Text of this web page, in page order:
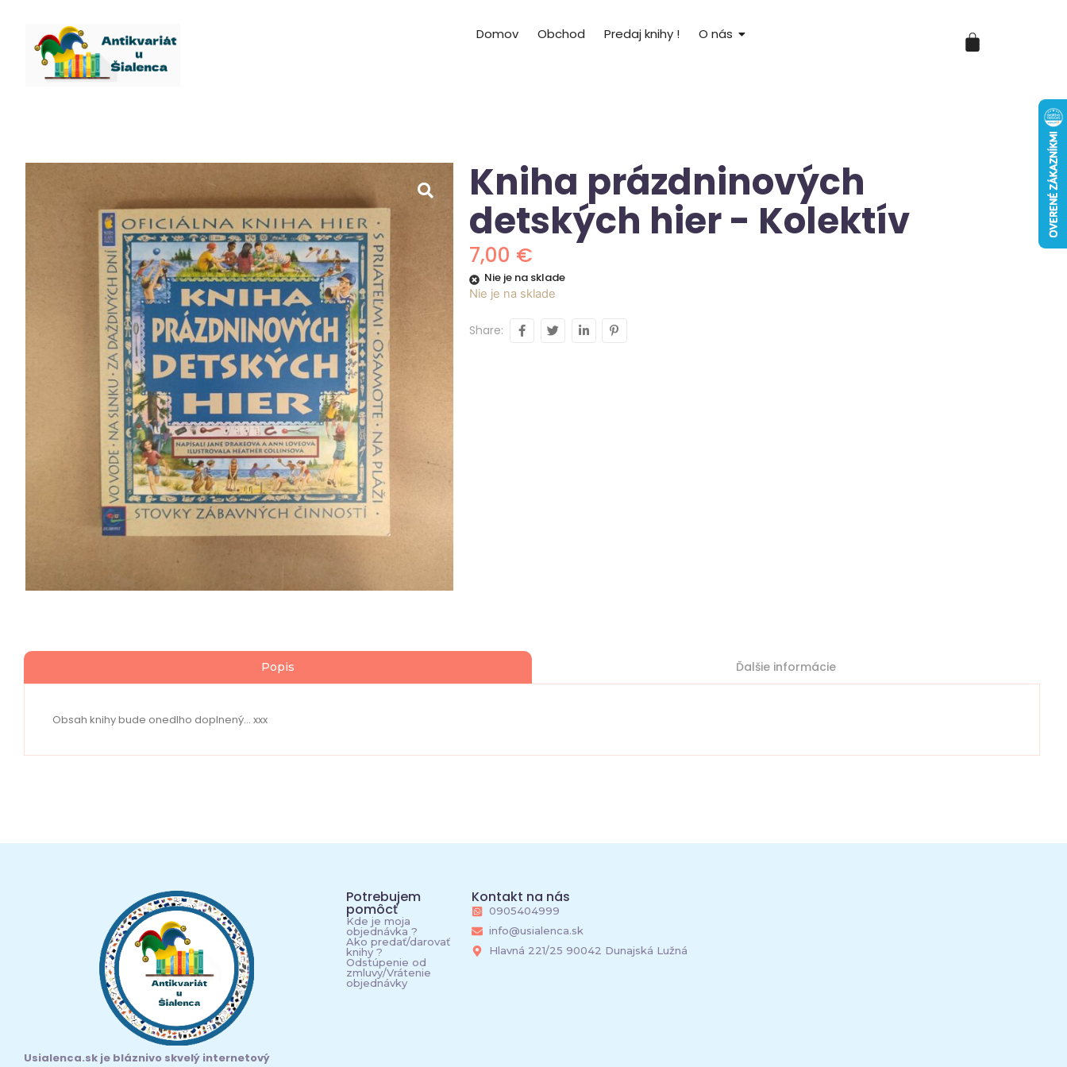
Domov Obchod Predaj knihy ! O nás
Kniha prázdninových
detských hier - Kolektív
7,00 €
Nie je na sklade
Nie je na sklade
Share:
Popis Ďalšie informácie
Obsah knihy bude onedlho doplnený… xxx
Usialenca.sk je bláznivo skvelý internetový
Potrebujem
pomôcť
Kde je moja
objednávka ?
Ako predať/darovať
knihy ?
Odstúpenie od
zmluvy/Vrátenie
objednávky
Kontakt na nás
0905404999
info@usialenca.sk
Hlavná 221/25 90042 Dunajská Lužná